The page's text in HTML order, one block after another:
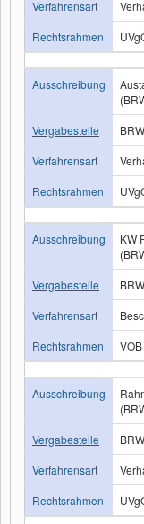
Verfahrensart
Rechtsrahmen
Ausschreibung
Vergabestelle
Verfahrensart
Rechtsrahmen
Ausschreibung
KW
Vergabestelle
Verfahrensart
Rechtsrahmen
VOB
Ausschreibung
Vergabestelle
Verfahrensart
Rechtsrahmen